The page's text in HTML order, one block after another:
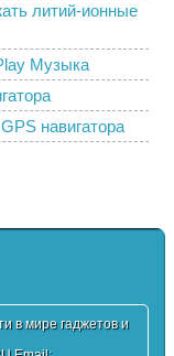
литий-ионные
Музыка
навигатора
в мире гаджетов и